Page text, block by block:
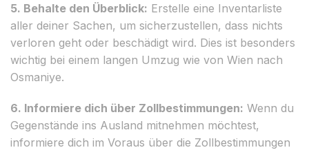
5. Behalte den Überblick: Erstelle eine Inventarliste
aller deiner Sachen, um sicherzustellen, dass nichts
verloren geht oder beschädigt wird. Dies ist besonders
wichtig bei einem langen Umzug wie von Wien nach
Osmaniye.
6. Informiere dich über Zollbestimmungen: Wenn du
Gegenstände ins Ausland mitnehmen möchtest,
informiere dich im Voraus über die Zollbestimmungen